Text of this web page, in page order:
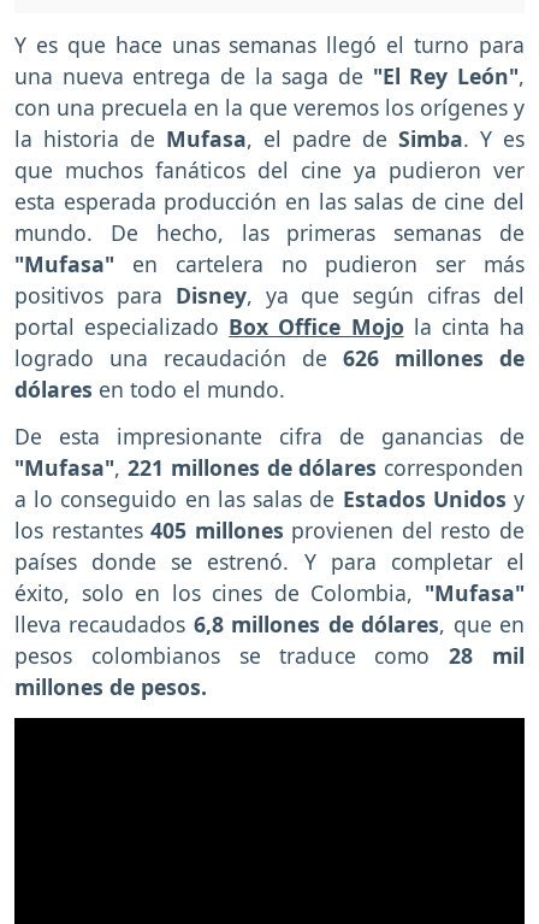
Y es que hace unas semanas llegó el turno para
una nueva entrega de la saga de "El Rey León",
con una precuela en la que veremos los orígenes y
la historia de Mufasa, el padre de Simba. Y es
que muchos fanáticos del cine ya pudieron ver
esta esperada producción en las salas de cine del
mundo. De hecho, las primeras semanas de
"Mufasa" en cartelera no pudieron ser más
positivos para Disney, ya que según cifras del
portal especializado Box Office Mojo la cinta ha
logrado una recaudación de 626 millones de
dólares en todo el mundo.
De esta impresionante cifra de ganancias de
"Mufasa", 221 millones de dólares corresponden
a lo conseguido en las salas de Estados Unidos y
los restantes405 millones provienen del resto de
países donde se estrenó. Y para completar el
éxito, solo en los cines de Colombia, "Mufasa"
lleva recaudados 6,8 millones de dólares, que en
pesos colombianos se traduce como28 mil
millones de pesos.